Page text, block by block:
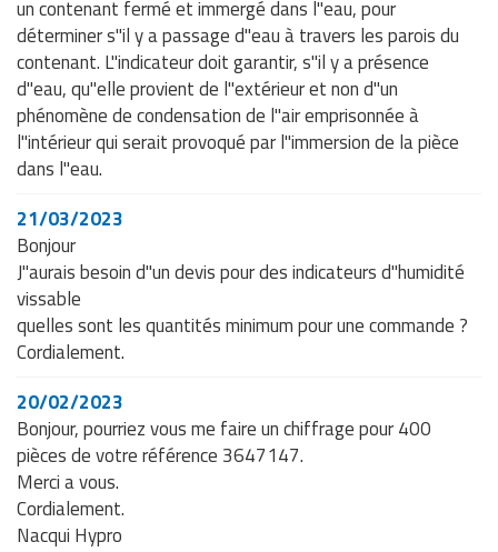
un contenant fermé et immergé dans l"eau, pour
déterminer s"il y a passage d"eau à travers les parois du
contenant. L"indicateur doit garantir, s"il y a présence
d"eau, qu"elle provient de l"extérieur et non d"un
phénomène de condensation de l"air emprisonnée à
l"intérieur qui serait provoqué par l"immersion de la pièce
dans l"eau.
21/03/2023
Bonjour
J"aurais besoin d"un devis pour des indicateurs d"humidité
vissable
quelles sont les quantités minimum pour une commande ?
Cordialement.
20/02/2023
Bonjour, pourriez vous me faire un chiffrage pour 400
pièces de votre référence 3647147.
Merci a vous.
Cordialement.
Nacqui Hypro